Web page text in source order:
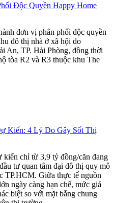
Độc Quyền Happy Home
đơn vị phân phối độc quyền
đô thị nhà ở xã hội do
An, TP. Hải Phòng, đồng thời
tòa R2 và R3 thuộc khu The
Kiến: 4 Lý Do Gây Sốt Thị
kiến chỉ từ 3,9 tỷ đồng/căn đang
tư quan tâm đại đô thị quy mô
TP.HCM. Giữa thực tế nguồn
ngày càng hạn chế, mức giá
biệt so với mặt bằng chung